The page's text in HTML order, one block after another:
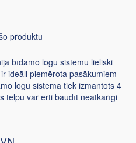
produktu
bīdāmo logu sistēmu lieliski
ideāli piemērota pasākumiem
logu sistēmā tiek izmantots 4
telpu var ērti baudīt neatkarīgi